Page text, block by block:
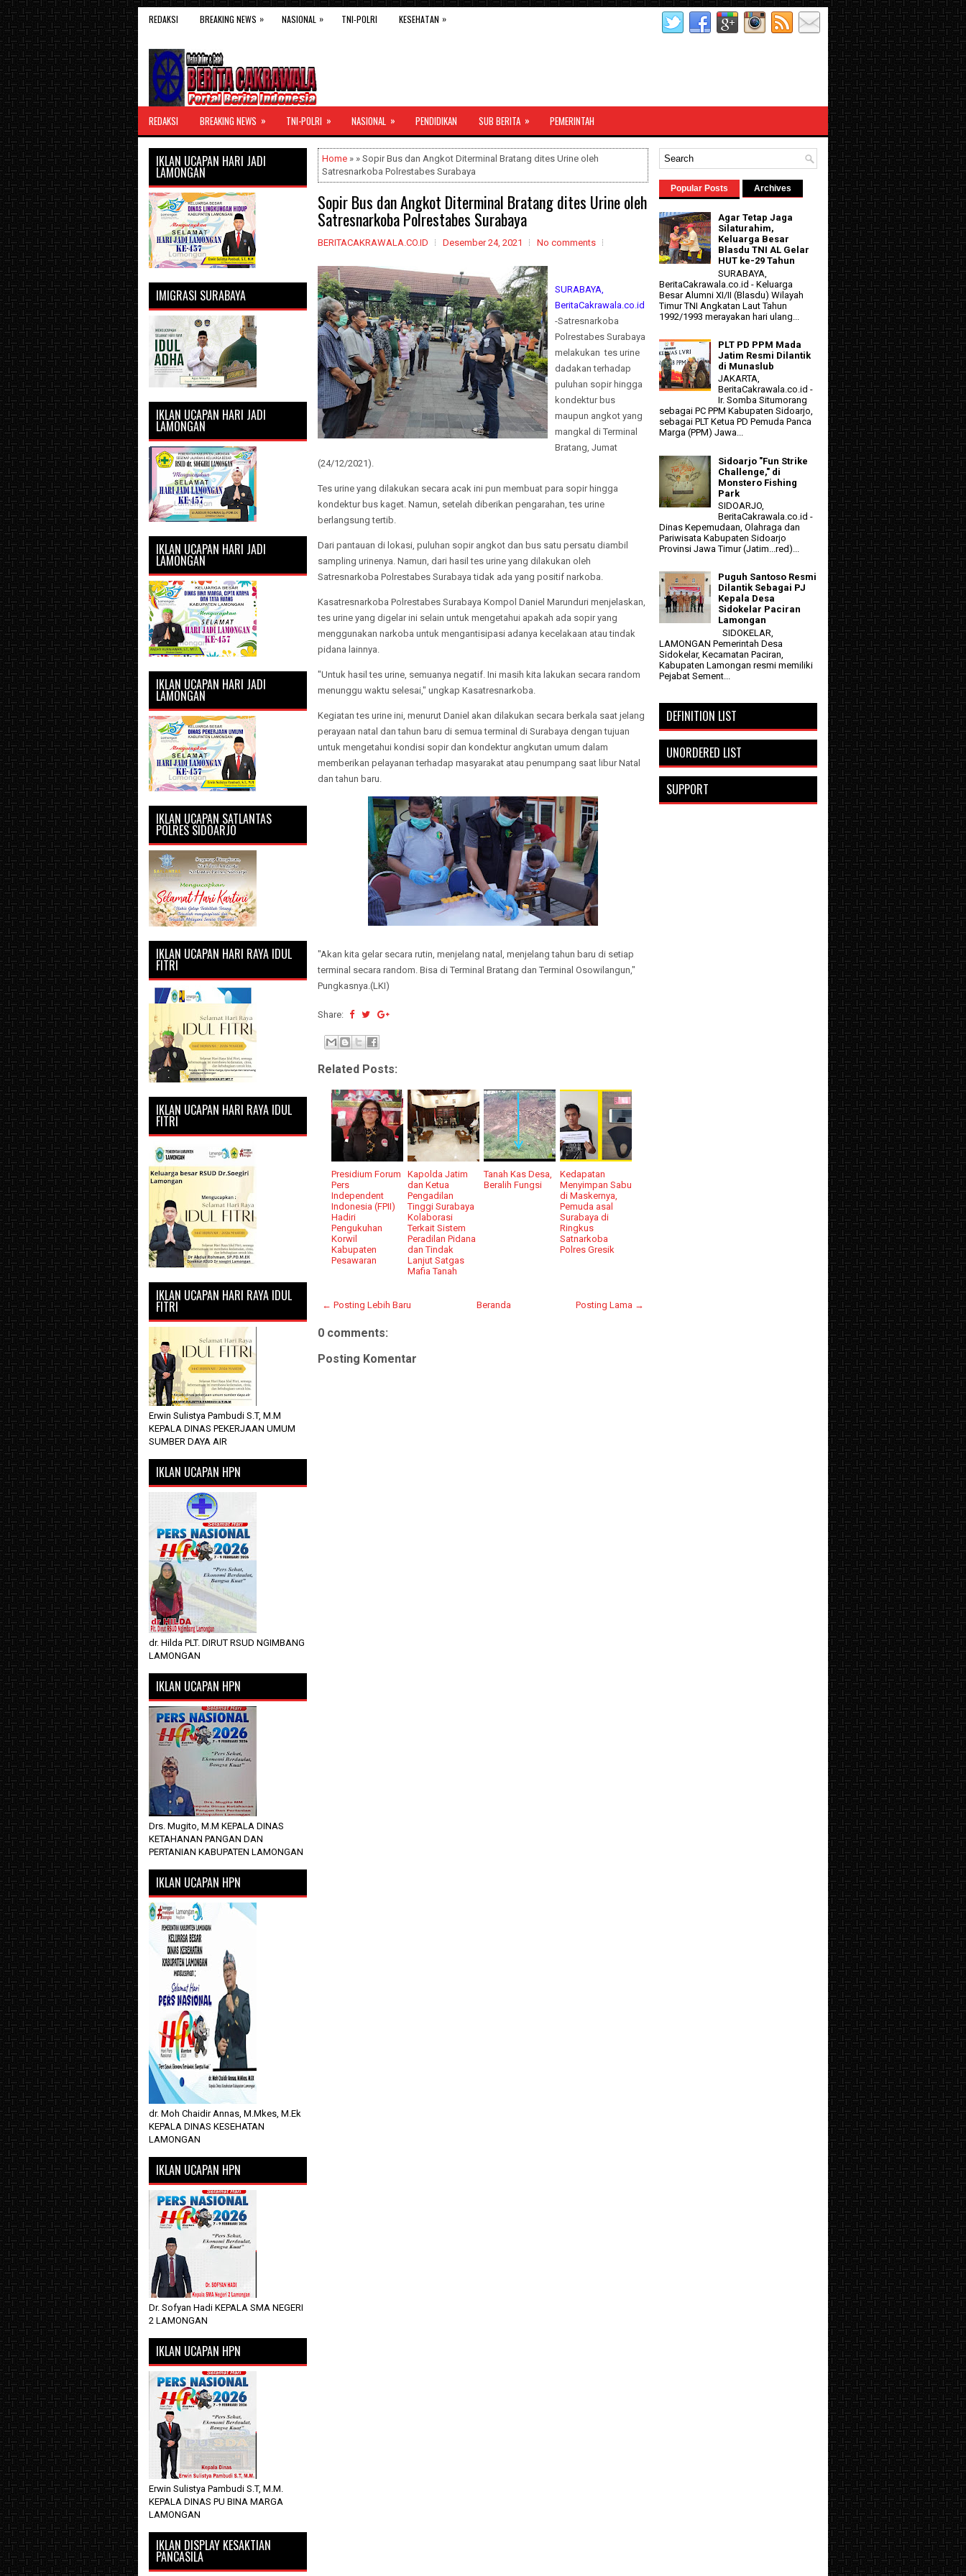
REDAKSI BREAKING NEWS » NASIONAL » TNI-POLRI KESEHATAN »
REDAKSI BREAKING NEWS » TNI-POLRI » NASIONAL » PENDIDIKAN SUB BERITA » PEMERINTAH
Home » » Sopir Bus dan Angkot Diterminal Bratang dites Urine oleh
Satresnarkoba Polrestabes Surabaya
Sopir Bus dan Angkot Diterminal Bratang dites Urine oleh
Satresnarkoba Polrestabes Surabaya
BERITACAKRAWALA.CO.ID Desember 24, 2021 No comments
SURABAYA,
BeritaCakrawala.co.id
-Satresnarkoba
Polrestabes Surabaya
melakukan tes urine
dadakan terhadap
puluhan sopir hingga
kondektur bus
maupun angkot yang
mangkal di Terminal
Bratang, Jumat
(24/12/2021).
Tes urine yang dilakukan secara acak ini pun membuat para sopir hingga
kondektur bus kaget. Namun, setelah diberikan pengarahan, tes urine
berlangsung tertib.
Dari pantauan di lokasi, puluhan sopir angkot dan bus satu persatu diambil
sampling urinenya. Namun, dari hasil tes urine yang dilakukan oleh
Satresnarkoba Polrestabes Surabaya tidak ada yang positif narkoba.
Kasatresnarkoba Polrestabes Surabaya Kompol Daniel Marunduri menjelaskan,
tes urine yang digelar ini selain untuk mengetahui apakah ada sopir yang
menggunakan narkoba untuk mengantisipasi adanya kecelakaan atau tindak
pidana lainnya.
"Untuk hasil tes urine, semuanya negatif. Ini masih kita lakukan secara random
menunggu waktu selesai," ungkap Kasatresnarkoba.
Kegiatan tes urine ini, menurut Daniel akan dilakukan secara berkala saat jelang
perayaan natal dan tahun baru di semua terminal di Surabaya dengan tujuan
untuk mengetahui kondisi sopir dan kondektur angkutan umum dalam
memberikan pelayanan terhadap masyarakat atau penumpang saat libur Natal
dan tahun baru.
"Akan kita gelar secara rutin, menjelang natal, menjelang tahun baru di setiap
terminal secara random. Bisa di Terminal Bratang dan Terminal Osowilangun,"
Pungkasnya.(LKI)
Share:
Related Posts:
Presidium Forum
Pers
Independent
Indonesia (FPII)
Hadiri
Pengukuhan
Korwil
Kabupaten
Pesawaran
Kapolda Jatim
dan Ketua
Pengadilan
Tinggi Surabaya
Kolaborasi
Terkait Sistem
Peradilan Pidana
dan Tindak
Lanjut Satgas
Mafia Tanah
Tanah Kas Desa,
Beralih Fungsi
Kedapatan
Menyimpan Sabu
di Maskernya,
Pemuda asal
Surabaya di
Ringkus
Satnarkoba
Polres Gresik
← Posting Lebih Baru Posting Lama →
Beranda
0 comments:
Posting Komentar
IKLAN UCAPAN HARI JADI
LAMONGAN
IMIGRASI SURABAYA
IKLAN UCAPAN HARI JADI
LAMONGAN
IKLAN UCAPAN HARI JADI
LAMONGAN
IKLAN UCAPAN HARI JADI
LAMONGAN
IKLAN UCAPAN SATLANTAS
POLRES SIDOARJO
IKLAN UCAPAN HARI RAYA IDUL
FITRI
IKLAN UCAPAN HARI RAYA IDUL
FITRI
IKLAN UCAPAN HARI RAYA IDUL
FITRI
Erwin Sulistya Pambudi S.T, M.M
KEPALA DINAS PEKERJAAN UMUM
SUMBER DAYA AIR
IKLAN UCAPAN HPN
dr. Hilda PLT. DIRUT RSUD NGIMBANG
LAMONGAN
IKLAN UCAPAN HPN
Drs. Mugito, M.M KEPALA DINAS
KETAHANAN PANGAN DAN
PERTANIAN KABUPATEN LAMONGAN
IKLAN UCAPAN HPN
dr. Moh Chaidir Annas, M.Mkes, M.Ek
KEPALA DINAS KESEHATAN
LAMONGAN
IKLAN UCAPAN HPN
Dr. Sofyan Hadi KEPALA SMA NEGERI
2 LAMONGAN
IKLAN UCAPAN HPN
Erwin Sulistya Pambudi S.T, M.M.
KEPALA DINAS PU BINA MARGA
LAMONGAN
IKLAN DISPLAY KESAKTIAN
PANCASILA
Popular Posts Archives
Agar Tetap Jaga
Silaturahim,
Keluarga Besar
Blasdu TNI AL Gelar
HUT ke-29 Tahun
SURABAYA,
BeritaCakrawala.co.id - Keluarga
Besar Alumni XI/II (Blasdu) Wilayah
Timur TNI Angkatan Laut Tahun
1992/1993 merayakan hari ulang...
PLT PD PPM Mada
Jatim Resmi Dilantik
di Munaslub
JAKARTA,
BeritaCakrawala.co.id -
Ir. Somba Situmorang
sebagai PC PPM Kabupaten Sidoarjo,
sebagai PLT Ketua PD Pemuda Panca
Marga (PPM) Jawa...
Sidoarjo "Fun Strike
Challenge," di
Monstero Fishing
Park
SIDOARJO,
BeritaCakrawala.co.id -
Dinas Kepemudaan, Olahraga dan
Pariwisata Kabupaten Sidoarjo
Provinsi Jawa Timur (Jatim...red)...
Puguh Santoso Resmi
Dilantik Sebagai PJ
Kepala Desa
Sidokelar Paciran
Lamongan
SIDOKELAR,
LAMONGAN Pemerintah Desa
Sidokelar, Kecamatan Paciran,
Kabupaten Lamongan resmi memiliki
Pejabat Sement...
DEFINITION LIST
UNORDERED LIST
SUPPORT